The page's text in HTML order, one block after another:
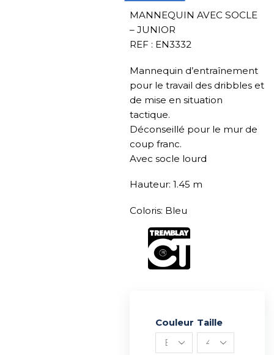
MANNEQUIN AVEC SOCLE
– JUNIOR
REF : EN3332
Mannequin d’entraînement
pour le travail des dribbles et
de mise en situation
tactique.
Déconseillé pour le mur de
coup franc.
Avec socle lourd
Hauteur: 1.45 m
Coloris: Bleu
Couleur Taille
Alternative: